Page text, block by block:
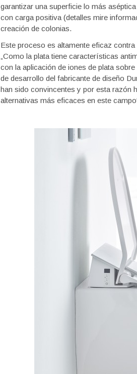
garantizar una superficie lo más
con carga positiva (detalles mire
creación de colonias.
Este proceso es altamente eficaz
„Como la plata tiene características
con la aplicación de iones de plata
de desarrollo del fabricante de diseño
han sido convincentes y por esta razón
alternativas más eficaces en este